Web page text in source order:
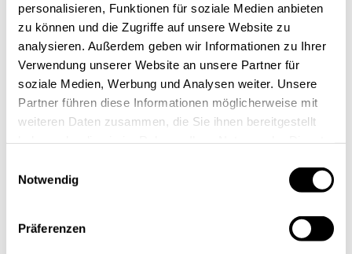
personalisieren, Funktionen für soziale Medien anbieten
zu können und die Zugriffe auf unsere Website zu
analysieren. Außerdem geben wir Informationen zu Ihrer
Verwendung unserer Website an unsere Partner für
soziale Medien, Werbung und Analysen weiter. Unsere
Partner führen diese Informationen möglicherweise mit
weiteren Daten zusammen, die Sie ihnen bereitgestellt
Notwendig
Präferenzen
Hintergrundwissen mit den zu lesenden PDFs bzw.
URLs mitgegeben und andererseits Angaben zum
gewünschten Stil der Ausgabe. Je mehr Beispiele ich
der Instanz mitgebe, umso genauer und konsistenter
wird das gewünschte Ergebnis. Das braucht ein
bisschen Experimentierzeit für das Feintuning, aber
am Ende liefert uns der GPT dann Texte, die wirklich